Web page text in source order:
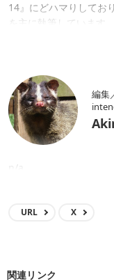
14』にどハマりしてお
を主に執筆しています。
編集
n/a
URL X
関連リンク